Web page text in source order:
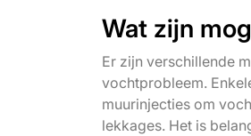
Wat zijn
Er zijn verschillende
vochtprobleem.
muurinjecties om
lekkages. Het is